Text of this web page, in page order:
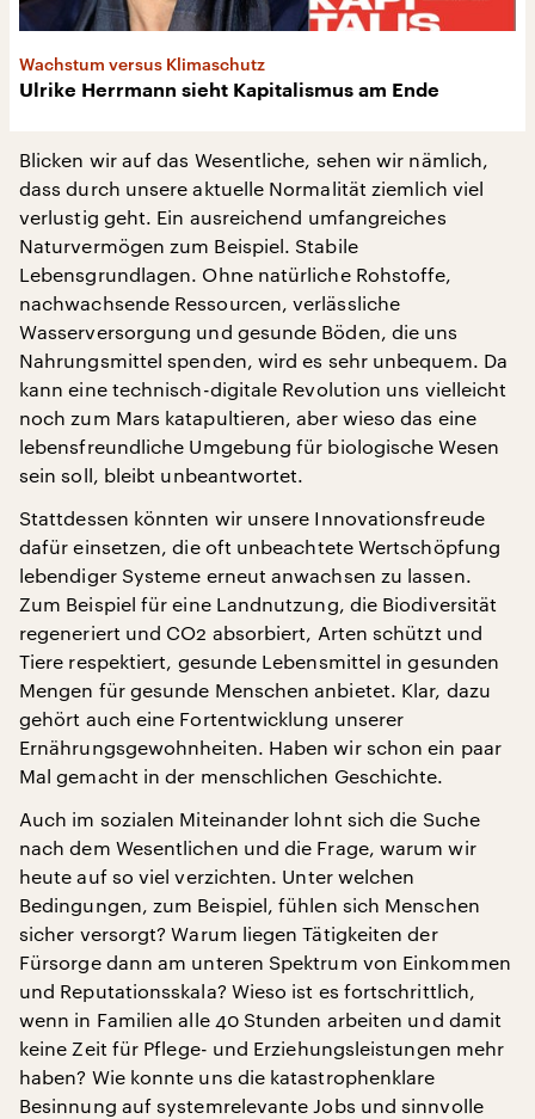
Wachstum versus Klimaschutz
Ulrike Herrmann sieht Kapitalismus am Ende
Blicken wir auf das Wesentliche, sehen wir nämlich,
dass durch unsere aktuelle Normalität ziemlich viel
verlustig geht. Ein ausreichend umfangreiches
Naturvermögen zum Beispiel. Stabile
Lebensgrundlagen. Ohne natürliche Rohstoffe,
nachwachsende Ressourcen, verlässliche
Wasserversorgung und gesunde Böden, die uns
Nahrungsmittel spenden, wird es sehr unbequem. Da
kann eine technisch-digitale Revolution uns vielleicht
noch zum Mars katapultieren, aber wieso das eine
lebensfreundliche Umgebung für biologische Wesen
sein soll, bleibt unbeantwortet.
Stattdessen könnten wir unsere Innovationsfreude
dafür einsetzen, die oft unbeachtete Wertschöpfung
lebendiger Systeme erneut anwachsen zu lassen.
Zum Beispiel für eine Landnutzung, die Biodiversität
regeneriert und CO2 absorbiert, Arten schützt und
Tiere respektiert, gesunde Lebensmittel in gesunden
Mengen für gesunde Menschen anbietet. Klar, dazu
gehört auch eine Fortentwicklung unserer
Ernährungsgewohnheiten. Haben wir schon ein paar
Mal gemacht in der menschlichen Geschichte.
Auch im sozialen Miteinander lohnt sich die Suche
nach dem Wesentlichen und die Frage, warum wir
heute auf so viel verzichten. Unter welchen
Bedingungen, zum Beispiel, fühlen sich Menschen
sicher versorgt? Warum liegen Tätigkeiten der
Fürsorge dann am unteren Spektrum von Einkommen
und Reputationsskala? Wieso ist es fortschrittlich,
wenn in Familien alle 40 Stunden arbeiten und damit
keine Zeit für Pflege- und Erziehungsleistungen mehr
haben? Wie konnte uns die katastrophenklare
Besinnung auf systemrelevante Jobs und sinnvolle